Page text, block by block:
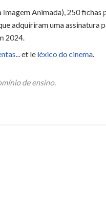
Animada), 250
adquiriram uma assinatura
2024.
et le léxico do cinema.
de ensino.